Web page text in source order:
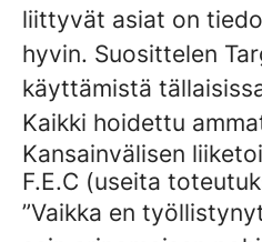
liittyvät asiat on
hyvin. Suosittelen
käyttämistä
Kaikki hoidettu
Kansainvälisen
F.E.C (useita
”Vaikka en